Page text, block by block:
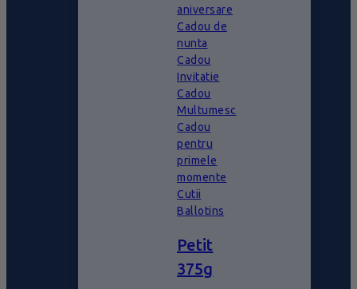
aniversare
Cadou de
nunta
Cadou
Invitatie
Cadou
Multumesc
Cadou
pentru
primele
momente
Cutii
Ballotins
Petit
375g